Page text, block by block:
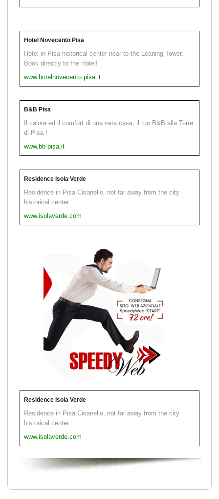
Hotel Novecento Pisa
Hotel in Pisa historical center near to the Leaning Tower.
Book directly to the Hotel!
www.hotelnovecento.pisa.it
B&B Pisa
Il calore ed il comfort di una vera casa, il tuo B&B alla Torre
di Pisa !
www.bb-pisa.it
Residence Isola Verde
Residence in Pisa Cisanello, not far away from the city
historical center.
www.isolaverde.com
Residence Isola Verde
Residence in Pisa Cisanello, not far away from the city
historical center.
www.isolaverde.com